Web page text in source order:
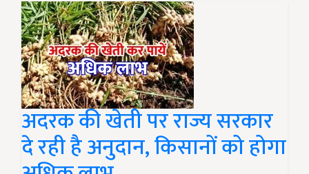
अदरक की खेती पर राज्य सरकार
दे रही है अनुदान, किसानों को होगा